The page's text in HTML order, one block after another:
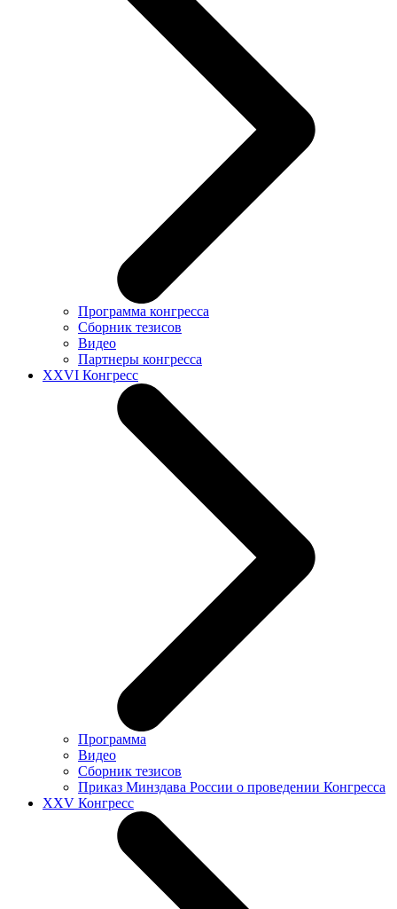
Программа конгресса
Сборник тезисов
Видео
Партнеры конгресса
XXVI Конгресс
Программа
Видео
Сборник тезисов
Приказ Минздава России о проведении Конгресса
XXV Конгресс